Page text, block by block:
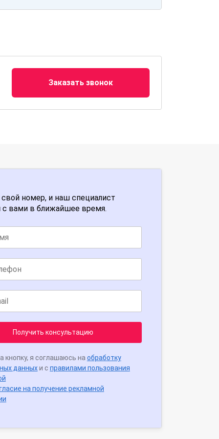
Заказать звонок
номер, и наш специалист
с вами в ближайшее время.
Получить консультацию
кнопку, я соглашаюсь на обработку
данныхи с правилами пользования
на получение рекламной